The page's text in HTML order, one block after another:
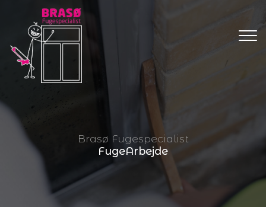
hovedindhold
Brasø Fugespecialist
FugeArbejde